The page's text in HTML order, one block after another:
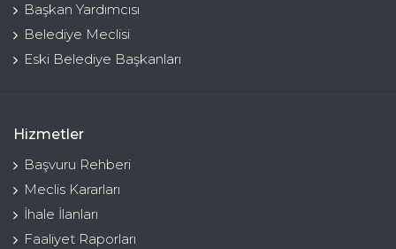
Başkan Yardımcısı
Belediye Meclisi
Eski Belediye Başkanları
Hizmetler
Başvuru Rehberi
Meclis Kararları
İhale İlanları
Faaliyet Raporları